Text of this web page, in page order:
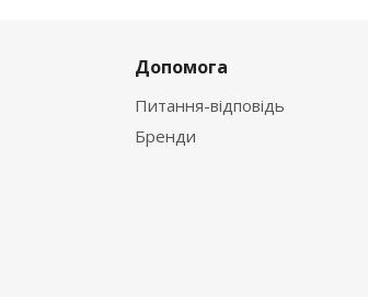
Допомога
Питання-відповідь
Бренди